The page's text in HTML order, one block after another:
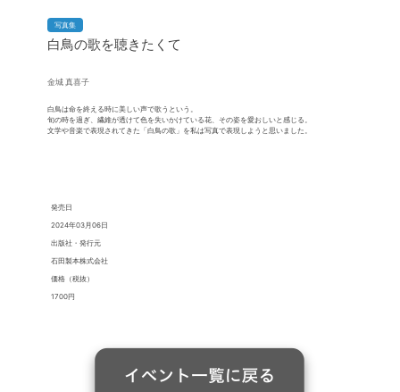
写真集
白鳥の歌を聴きたくて
金城 真喜子
白鳥は命を終える時に美しい声で歌うという。
旬の時を過ぎ、繊維が透けて色を失いかけている花、その姿を愛おしいと感じる。
文学や音楽で表現されてきた「白鳥の歌」を私は写真で表現しようと思いました。
発売日
2024年03月06日
出版社・発行元
石田製本株式会社
価格（税抜）
1700円